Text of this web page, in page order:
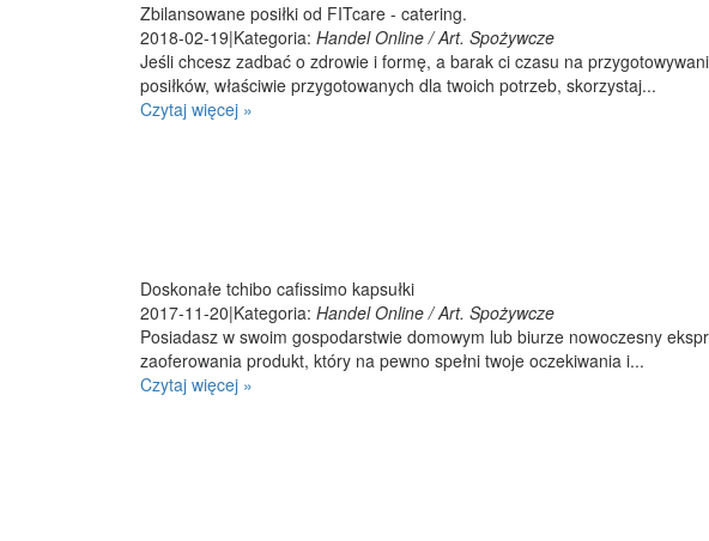
Zbilansowane posiłki od FITcare - catering.
2018-02-19|Kategoria: Handel Online / Art. Spożywcze
Jeśli chcesz zadbać o zdrowie i formę, a barak ci czasu na
posiłków, właściwie przygotowanych dla twoich potrzeb, skorzystaj...
Czytaj więcej »
Doskonałe tchibo cafissimo kapsułki
2017-11-20|Kategoria: Handel Online / Art. Spożywcze
Posiadasz w swoim gospodarstwie domowym lub biurze nowoczesny
zaoferowania produkt, który na pewno spełni twoje oczekiwania i...
Czytaj więcej »